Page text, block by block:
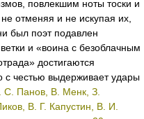
повлекшим ноты тоски и
отменяя и не искупая их,
был поэт подавлен
и «воина с безоблачным
достигаются
с честью выдерживает удары
С. Панов, В. Менк, З.
В. Г. Капустин, В. И.